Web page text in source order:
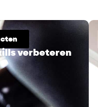
verbeteren